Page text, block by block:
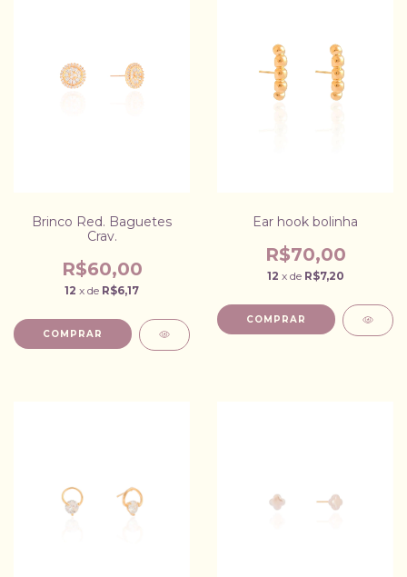
Brinco Red. Baguetes
Crav.
R$60,00
12 x de R$6,17
Ear hook bolinha
R$70,00
12 x de R$7,20